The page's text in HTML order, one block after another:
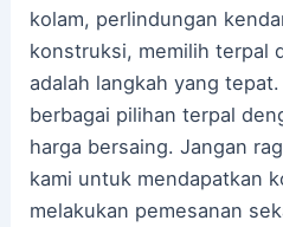
kolam, perlindungan
konstruksi, memilih terpal
adalah langkah yang
berbagai pilihan terpal
harga bersaing. Jangan
kami untuk mendapatkan
melakukan pemesanan